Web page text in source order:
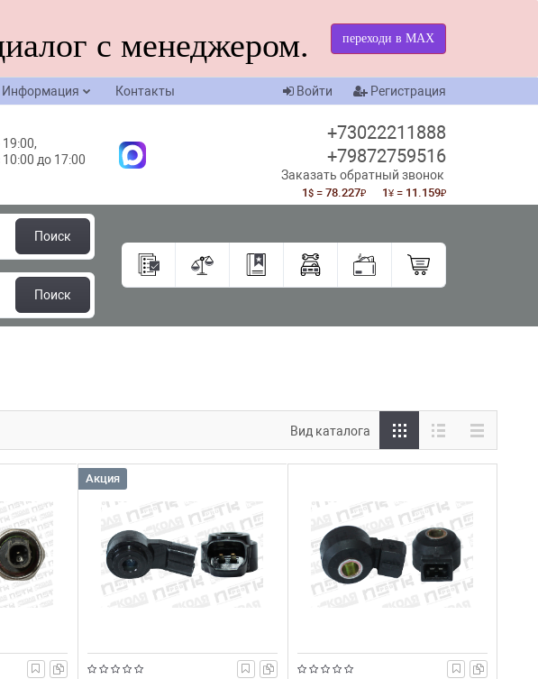
с менеджером. переходи в МАХ
Информация Контакты Войти Регистрация
19:00,
10:00 до 17:00
+73022211888
+79872759516
Заказать обратный звонок
1$ = 78.227₽ 1¥ = 11.159₽
Поиск
Поиск
Вид каталога
Акция